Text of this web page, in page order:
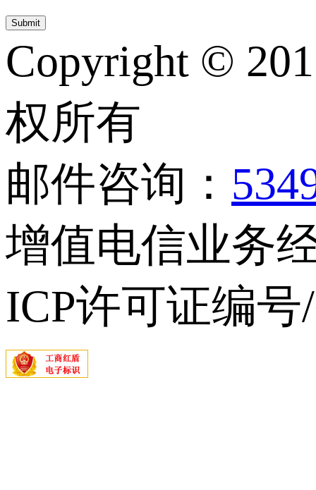
Copyright ©
权所有
邮件咨询：
增值电信业务
ICP许可证编号